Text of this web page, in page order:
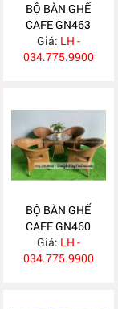
BỘ BÀN GHẾ
CAFE GN463
Giá: LH -
034.775.9900
BỘ BÀN GHẾ
CAFE GN460
Giá: LH -
034.775.9900